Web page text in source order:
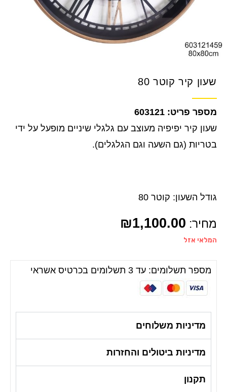
שעון קיר קוטר 80
603121
שעון קיר יפיפיה מעוצב עם גלגלי שיניים מופעל על ידי
בטריות (גם השעה וגם הגלגלים).
גודל השעון: קוטר 80
מחיר: ₪1,100.00
המלאי אזל
מספר תשלומים: עד 3 תשלומים בכרטיס אשראי
מדיניות משלוחים
מדיניות ביטולים והחזרות
תקנון